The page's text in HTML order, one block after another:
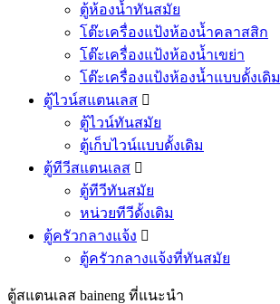
ตู้ห้องน้ำทันสมัย
โต๊ะเครื่องแป้งห้องน้ำคลาสสิก
โต๊ะเครื่องแป้งห้องน้ำเขย่า
โต๊ะเครื่องแป้งห้องน้ำแบบดั้งเดิม
ตู้ไวน์สแตนเลส 
ตู้ไวน์ทันสมัย
ตู้เก็บไวน์แบบดั้งเดิม
ตู้ทีวีสแตนเลส 
ตู้ทีวีทันสมัย
หน่วยทีวีดั้งเดิม
ตู้ครัวกลางแจ้ง 
ตู้ครัวกลางแจ้งที่ทันสมัย
ตู้สแตนเลส baineng ที่แนะนำ